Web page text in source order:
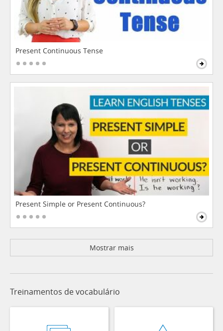
Present Continuous Tense
Present Simple or Present Continuous?
Mostrar mais
Treinamentos de vocabulário